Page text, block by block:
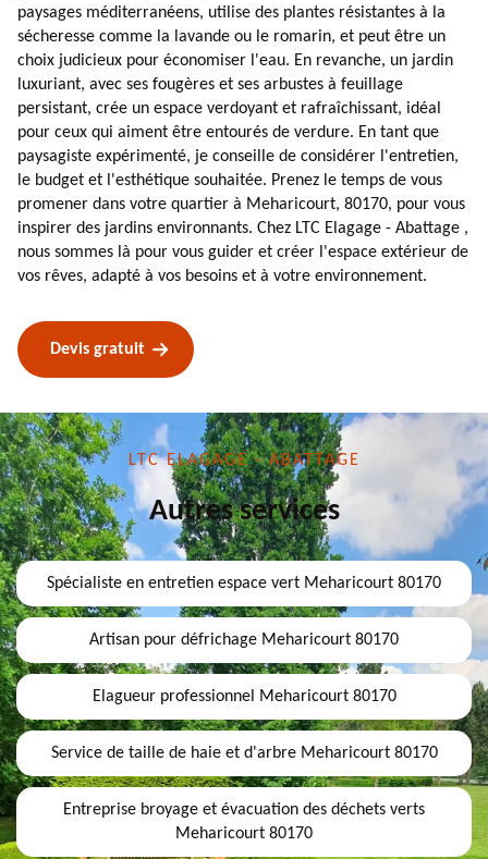
paysages méditerranéens, utilise des plantes résistantes à la
sécheresse comme la lavande ou le romarin, et peut être un
choix judicieux pour économiser l'eau. En revanche, un jardin
luxuriant, avec ses fougères et ses arbustes à feuillage
persistant, crée un espace verdoyant et rafraîchissant, idéal
pour ceux qui aiment être entourés de verdure. En tant que
paysagiste expérimenté, je conseille de considérer l'entretien,
le budget et l'esthétique souhaitée. Prenez le temps de vous
promener dans votre quartier à Meharicourt, 80170, pour vous
inspirer des jardins environnants. Chez LTC Elagage - Abattage ,
nous sommes là pour vous guider et créer l'espace extérieur de
vos rêves, adapté à vos besoins et à votre environnement.
Devis gratuit
LTC ELAGAGE - ABATTAGE
Autres services
Spécialiste en entretien espace vert Meharicourt 80170
Artisan pour défrichage Meharicourt 80170
Elagueur professionnel Meharicourt 80170
Service de taille de haie et d'arbre Meharicourt 80170
Entreprise broyage et évacuation des déchets verts
Meharicourt 80170